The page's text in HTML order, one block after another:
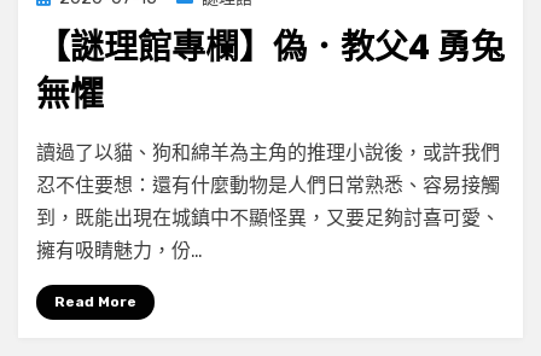
【謎理館專欄】偽．教父4 勇兔
無懼
by小云
Leave a commenton
【謎
理
館
讀過了以貓、狗和綿羊為主角的推理小說後，或許我們
忍不住要想：還有什麼動物是人們日常熟悉、容易接觸
到，既能出現在城鎮中不顯怪異，又要足夠討喜可愛、
擁有吸睛魅力，份…
Read More